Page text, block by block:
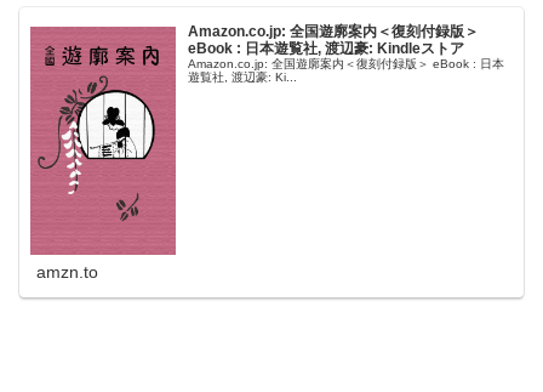
Amazon.co.jp: 全国遊廓案内＜復刻付録版＞
eBook : 日本遊覧社, 渡辺豪: Kindleストア
Amazon.co.jp: 全国遊廓案内＜復刻付録版＞ eBook : 日本
遊覧社, 渡辺豪: Ki...
amzn.to